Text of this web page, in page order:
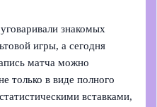
знакомых
игры, а сегодня
матча можно
только в виде полного
вставками,